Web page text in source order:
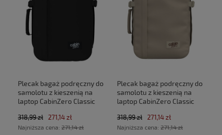
Plecak bagaż podręczny do
samolotu z kieszenią na
laptop CabinZero Classic
Black (40x30x20cm
Ryanair, Wizz Air)
318,99 zł 271,14 zł
Najniższa cena: 271,14 zł
Plecak bagaż podręczny do
samolotu z kieszenią na
laptop CabinZero Classic
(40x30x20cm Ryanair, Wizz
Air)
318,99 zł 271,14 zł
Najniższa cena: 271,14 zł